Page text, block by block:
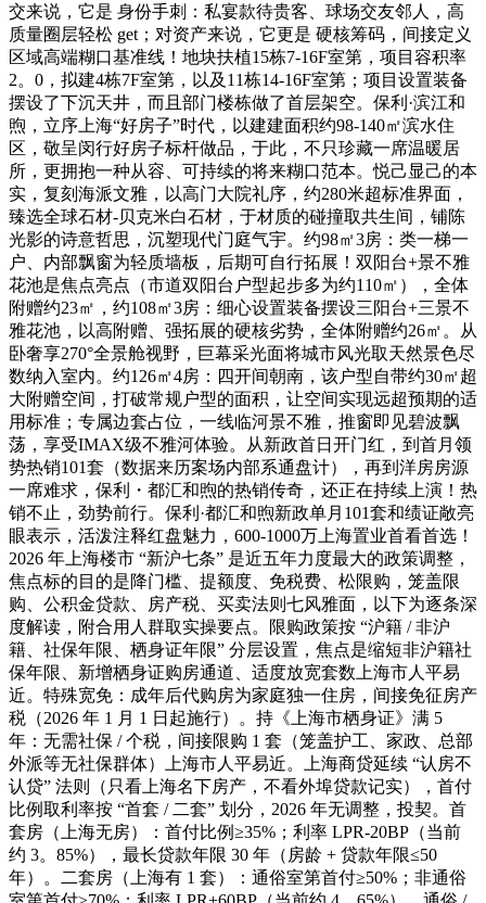
交来说，它是 身份手刺：私宴款待贵客、球场交友邻人，高
质量圈层轻松 get；对资产来说，它更是 硬核筹码，间接定义
区域高端糊口基准线！地块扶植15栋7-16F室第，项目容积率
2。0，拟建4栋7F室第，以及11栋14-16F室第；项目设置装备
摆设了下沉天井，而且部门楼栋做了首层架空。保利·滨江和
煦，立序上海“好房子”时代，以建建面积约98-140㎡滨水住
区，敬呈闵行好房子标杆做品，于此，不只珍藏一席温暖居
所，更拥抱一种从容、可持续的将来糊口范本。悦己显己的本
实，复刻海派文雅，以高门大院礼序，约280米超标准界面，
臻选全球石材-贝克米白石材，于材质的碰撞取共生间，铺陈
光影的诗意哲思，沉塑现代门庭气宇。约98㎡3房：类一梯一
户、内部飘窗为轻质墙板，后期可自行拓展！双阳台+景不雅
花池是焦点亮点（市道双阳台户型起步多为约110㎡），全体
附赠约23㎡，约108㎡3房：细心设置装备摆设三阳台+三景不
雅花池，以高附赠、强拓展的硬核劣势，全体附赠约26㎡。从
卧奢享270°全景舱视野，巨幕采光面将城市风光取天然景色尽
数纳入室内。约126㎡4房：四开间朝南，该户型自带约30㎡超
大附赠空间，打破常规户型的面积，让空间实现远超预期的适
用标准；专属边套占位，一线临河景不雅，推窗即见碧波飘
荡，享受IMAX级不雅河体验。从新政首日开门红，到首月领
势热销101套（数据来历案场内部系通盘计），再到洋房房源
一席难求，保利・都汇和煦的热销传奇，还正在持续上演！热
销不止，劲势前行。保利·都汇和煦新政单月101套和绩证敞亮
眼表示，活泼注释红盘魅力，600-1000万上海置业首看首选！
2026 年上海楼市 “新沪七条” 是近五年力度最大的政策调整，
焦点标的目的是降门槛、提额度、免税费、松限购，笼盖限
购、公积金贷款、房产税、买卖法则七风雅面，以下为逐条深
度解读，附合用人群取实操要点。限购政策按 “沪籍 / 非沪
籍、社保年限、栖身证年限” 分层设置，焦点是缩短非沪籍社
保年限、新增栖身证购房通道、适度放宽套数上海市人平易
近。特殊宽免：成年后代购房为家庭独一住房，间接免征房产
税（2026 年 1 月 1 日起施行）。持《上海市栖身证》满 5
年：无需社保 / 个税，间接限购 1 套（笼盖护工、家政、总部
外派等无社保群体）上海市人平易近。上海商贷延续 “认房不
认贷” 法则（只看上海名下房产，不看外埠贷款记实），首付
比例取利率按 “首套 / 二套” 划分，2026 年无调整，投契。首
套房（上海无房）：首付比例≥35%；利率 LPR-20BP（当前
约 3。85%），最长贷款年限 30 年（房龄 + 贷款年限≤50
年）。二套房（上海有 1 套）：通俗室第首付≥50%；非通俗